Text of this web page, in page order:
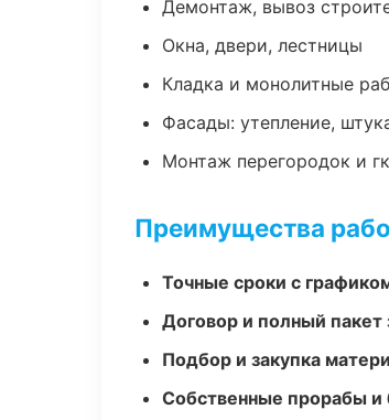
Демонтаж, вывоз
Окна, двери, лестницы
Кладка и монолитные
Фасады: утепление,
Монтаж перегородок и
Преимущества
Точные сроки с
Договор и полный
Подбор и закупка
Собственные прорабы